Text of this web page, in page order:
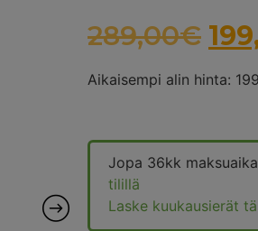
289,00€
Aikaisempi alin hinta:
Jopa 36kk maksuaika
tilillä
Laske kuukausierät